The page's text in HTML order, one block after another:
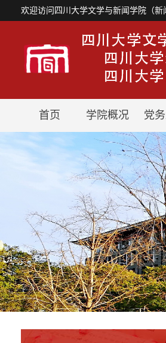
欢迎访问四川大学文学与新闻学院（新
首页 学院概况 党